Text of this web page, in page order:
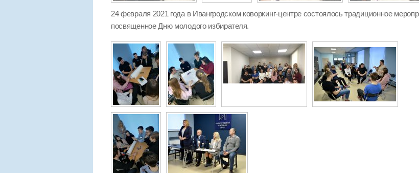
24 февраля 2021 года в Ивангродском коворкинг-центре состоялось традиционное
посвященное Дню молодого избирателя.